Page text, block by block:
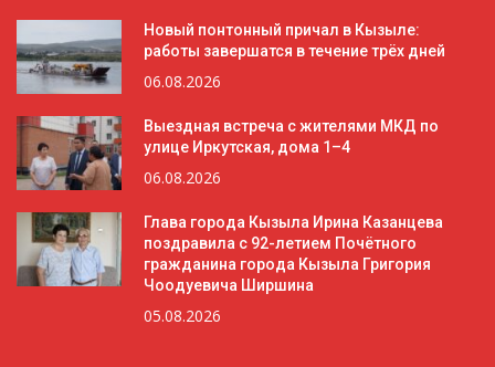
Новый понтонный причал в Кызыле:
работы завершатся в течение трёх дней
06.08.2026
Выездная встреча с жителями МКД по
улице Иркутская, дома 1–4
06.08.2026
Глава города Кызыла Ирина Казанцева
поздравила с 92-летием Почётного
гражданина города Кызыла Григория
Чоодуевича Ширшина
05.08.2026